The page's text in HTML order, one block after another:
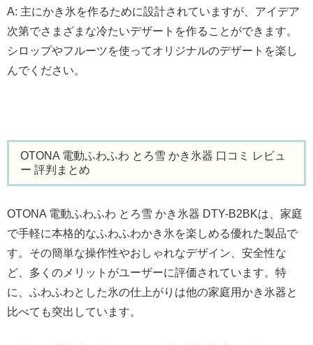
A: 主にかき氷を作るために設計されていますが、アイデア
次第でさまざまな冷たいデザートを作ることができます。
シロップやフルーツを使ってオリジナルのデザートを楽し
んでください。
OTONA 電動ふわふわ とろ雪 かき氷器 口コミ レビュ
ー 評判まとめ
OTONA 電動ふわふわ とろ雪 かき氷器 DTY-B2BKは、家庭
で手軽に本格的なふわふわかき氷を楽しめる優れた製品で
す。その簡単な操作性やおしゃれなデザイン、安全性な
ど、多くのメリットがユーザーに評価されています。特
に、ふわふわとした氷の仕上がりは他の家庭用かき氷器と
比べても突出しています。